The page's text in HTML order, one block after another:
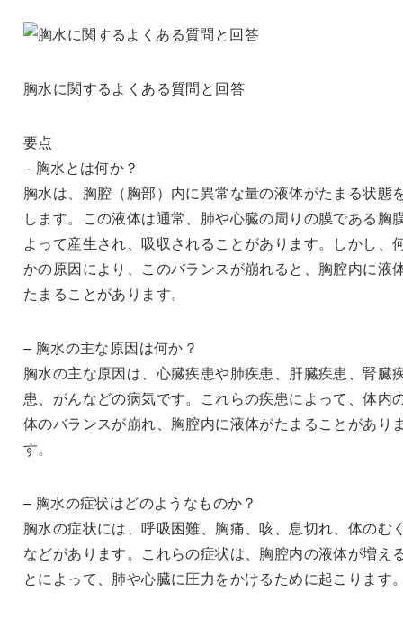
胸水に関するよくある質問と回答
要点
– 胸水とは何か？
胸水は、胸腔（胸部）内に異常な量の液体がたまる状態
します。この液体は通常、肺や心臓の周りの膜である胸
よって産生され、吸収されることがあります。しかし、
かの原因により、このバランスが崩れると、胸腔内に液
たまることがあります。
– 胸水の主な原因は何か？
胸水の主な原因は、心臓疾患や肺疾患、肝臓疾患、腎臓
患、がんなどの病気です。これらの疾患によって、体内
体のバランスが崩れ、胸腔内に液体がたまることがあり
す。
– 胸水の症状はどのようなものか？
胸水の症状には、呼吸困難、胸痛、咳、息切れ、体のむ
などがあります。これらの症状は、胸腔内の液体が増え
とによって、肺や心臓に圧力をかけるために起こります